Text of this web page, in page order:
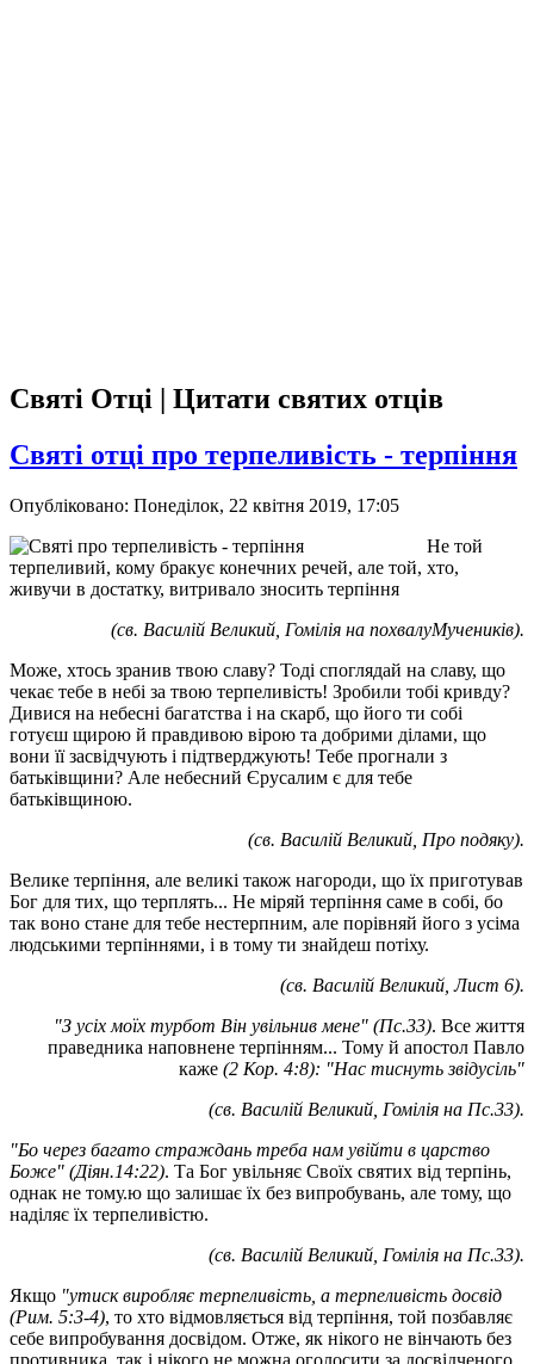
Святі Отці | Цитати святих отців
Святі отці про терпеливість - терпіння
Опубліковано: Понеділок, 22 квітня 2019, 17:05
Не той
терпеливий, кому бракує конечних речей, але той, хто,
живучи в достатку, витривало зносить терпіння
(св. Василій Великий, Гомілія на похвалуМучеників).
Може, хтось зранив твою славу? Тоді споглядай на славу, що
чекає тебе в небі за твою терпеливість! Зробили тобі кривду?
Дивися на небесні багатства і на скарб, що його ти собі
готуєш щирою й правдивою вірою та добрими ділами, що
вони її засвідчують і підтверджують! Тебе прогнали з
батьківщини? Але небесний Єрусалим є для тебе
батьківщиною.
(св. Василій Великий, Про подяку).
Велике терпіння, але великі також нагороди, що їх приготував
Бог для тих, що терплять... Не міряй терпіння саме в собі, бо
так воно стане для тебе нестерпним, але порівняй його з усіма
людськими терпіннями, і в тому ти знайдеш потіху.
(св. Василій Великий, Лист 6).
"З усіх моїх турбот Він увільнив мене" (Пс.33). Все життя
праведника наповнене терпінням... Тому й апостол Павло
каже (2 Кор. 4:8): "Нас тиснуть звідусіль"
(св. Василій Великий, Гомілія на Пс.33).
"Бо через багато страждань треба нам увійти в царство
Боже" (Діян.14:22). Та Бог увільняє Своїх святих від терпінь,
однак не тому.ю що залишає їх без випробувань, але тому, що
наділяє їх терпеливістю.
(св. Василій Великий, Гомілія на Пс.33).
Якщо "утиск виробляє терпеливість, а терпеливість досвід
(Рим. 5:3-4), то хто відмовляється від терпіння, той позбавляє
себе випробування досвідом. Отже, як нікого не вінчають без
противника, так і нікого не можна оголосити за досвідченого